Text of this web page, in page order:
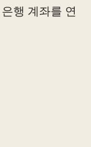
행 계좌를 연